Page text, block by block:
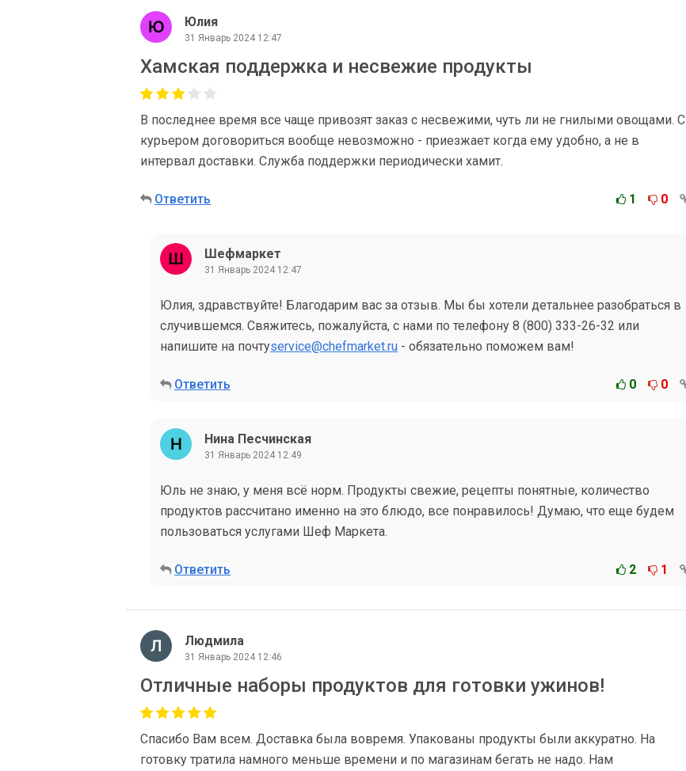
Юлия
31 Январь 2024 12:47
Хамская поддержка и несвежие продукты
В последнее время все чаще привозят заказ с несвежими, чуть ли не гнилыми овощами. С
курьером договориться вообще невозможно - приезжает когда ему удобно, а не в
интервал доставки. Служба поддержки периодически хамит.
Ответить 1 0
Шефмаркет
31 Январь 2024 12:47
Юлия, здравствуйте! Благодарим вас за отзыв. Мы бы хотели детальнее разобраться в
случившемся. Свяжитесь, пожалуйста, с нами по телефону 8 (800) 333-26-32 или
напишите на почтуservice@chefmarket.ru - обязательно поможем вам!
Ответить 0 0
Нина Песчинская
31 Январь 2024 12:49
Юль не знаю, у меня всё норм. Продукты свежие, рецепты понятные, количество
продуктов рассчитано именно на это блюдо, все понравилось! Думаю, что еще будем
пользоваться услугами Шеф Маркета.
Ответить 2 1
Людмила
31 Январь 2024 12:46
Отличные наборы продуктов для готовки ужинов!
Спасибо Вам всем. Доставка была вовремя. Упакованы продукты были аккуратно. На
готовку тратила намного меньше времени и по магазинам бегать не надо. Нам